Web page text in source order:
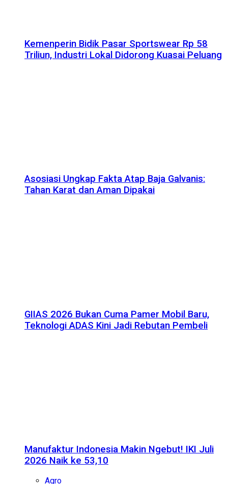
Kemenperin Bidik Pasar Sportswear Rp 58
Triliun, Industri Lokal Didorong Kuasai Peluang
Asosiasi Ungkap Fakta Atap Baja Galvanis:
Tahan Karat dan Aman Dipakai
GIIAS 2026 Bukan Cuma Pamer Mobil Baru,
Teknologi ADAS Kini Jadi Rebutan Pembeli
Manufaktur Indonesia Makin Ngebut! IKI Juli
2026 Naik ke 53,10
Agro